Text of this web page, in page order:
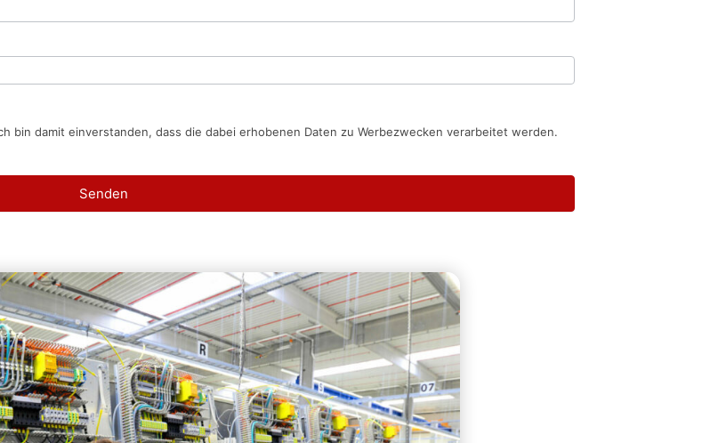
bin damit einverstanden, dass die dabei erhobenen Daten zu Werbezwecken verarbeitet werden.
Senden